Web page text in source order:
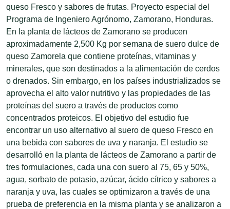
queso Fresco y sabores de frutas. Proyecto especial del
Programa de Ingeniero Agrónomo, Zamorano, Honduras.
En la planta de lácteos de Zamorano se producen
aproximadamente 2,500 Kg por semana de suero dulce de
queso Zamorela que contiene proteínas, vitaminas y
minerales, que son destinados a la alimentación de cerdos
o drenados. Sin embargo, en los países industrializados se
aprovecha el alto valor nutritivo y las propiedades de las
proteínas del suero a través de productos como
concentrados proteicos. El objetivo del estudio fue
encontrar un uso alternativo al suero de queso Fresco en
una bebida con sabores de uva y naranja. El estudio se
desarrolló en la planta de lácteos de Zamorano a partir de
tres formulaciones, cada una con suero al 75, 65 y 50%,
agua, sorbato de potasio, azúcar, ácido cítrico y sabores a
naranja y uva, las cuales se optimizaron a través de una
prueba de preferencia en la misma planta y se analizaron a